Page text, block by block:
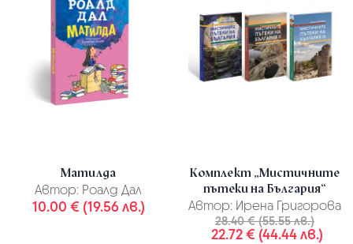
Матилда
Автор: Роалд Дал
10.00 € (19.56 лв.)
Комплект „Мистичните
пътеки на България“
Автор: Ирена Григорова
28.40 € (55.55 лв.)
22.72 € (44.44 лв.)